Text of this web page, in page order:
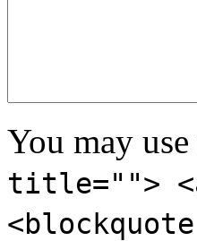
You may use
title="">